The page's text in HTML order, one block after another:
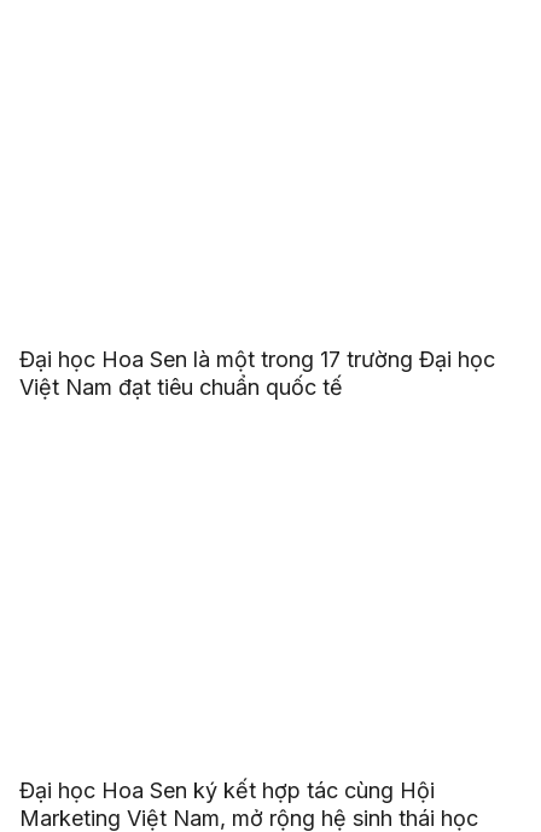
Đại học Hoa Sen là một trong 17 trường Đại học
Việt Nam đạt tiêu chuẩn quốc tế
Đại học Hoa Sen ký kết hợp tác cùng Hội
Marketing Việt Nam, mở rộng hệ sinh thái học